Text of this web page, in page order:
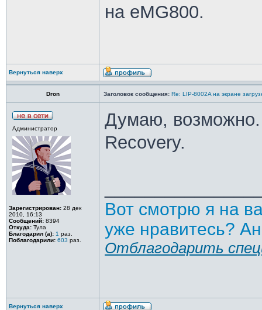
на eMG800.
Вернуться наверх
Dron Заголовок сообщения: Re: LIP-8002A на экране
Администратор
Зарегистрирован: 28 дек
2010, 16:13
Сообщений: 8394
Откуда: Тула
Благодарил (а): 1 раз.
Поблагодарили: 603 раз.
Думаю, возможно.
Recovery.
Вот смотрю я на
уже нравитесь?
Отблагодарить
Вернуться наверх